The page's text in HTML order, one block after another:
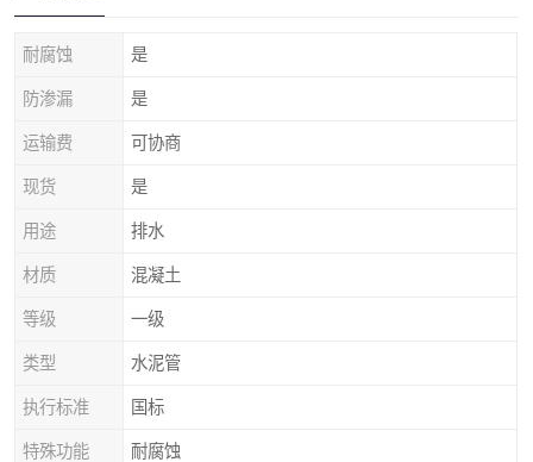
耐腐蚀 是
防渗漏 是
运输费 可协商
现货 是
用途 排水
材质 混凝土
等级 一级
类型 水泥管
执行标准 国标
特殊功能 耐腐蚀